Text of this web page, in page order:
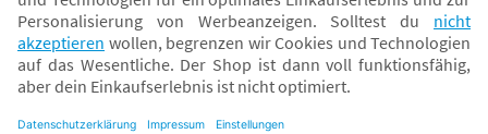
* Alle Preise inkl. MwSt. und ggf. zzgl.Versandkosten. Der dargestellte Preis gilt -
abhängig von der von dir gewählten Option - im BabyOne-Onlineshop oder bei
Abholung in dem von dir gewählten BabyOne-Franchise-Betrieb. Der für den
Onlineshop geltende Preis stellt bei einem Verkauf durch unsere Franchise-
Nehmer eine unverbindliche Preisempfehlung dar. Der Verkaufspreis der
daher von dem Verkaufspreis im Onlineshop abweichen. Angaben zu